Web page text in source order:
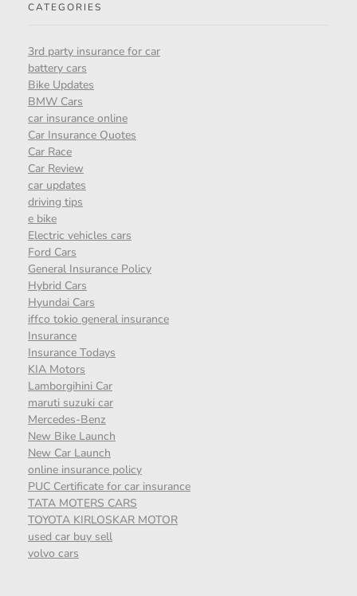
CATEGORIES
3rd party insurance for car
battery cars
Bike Updates
BMW Cars
car insurance online
Car Insurance Quotes
Car Race
Car Review
car updates
driving tips
e bike
Electric vehicles cars
Ford Cars
General Insurance Policy
Hybrid Cars
Hyundai Cars
iffco tokio general insurance
Insurance
Insurance Todays
KIA Motors
Lamborgihini Car
maruti suzuki car
Mercedes-Benz
New Bike Launch
New Car Launch
online insurance policy
PUC Certificate for car insurance
TATA MOTERS CARS
TOYOTA KIRLOSKAR MOTOR
used car buy sell
volvo cars